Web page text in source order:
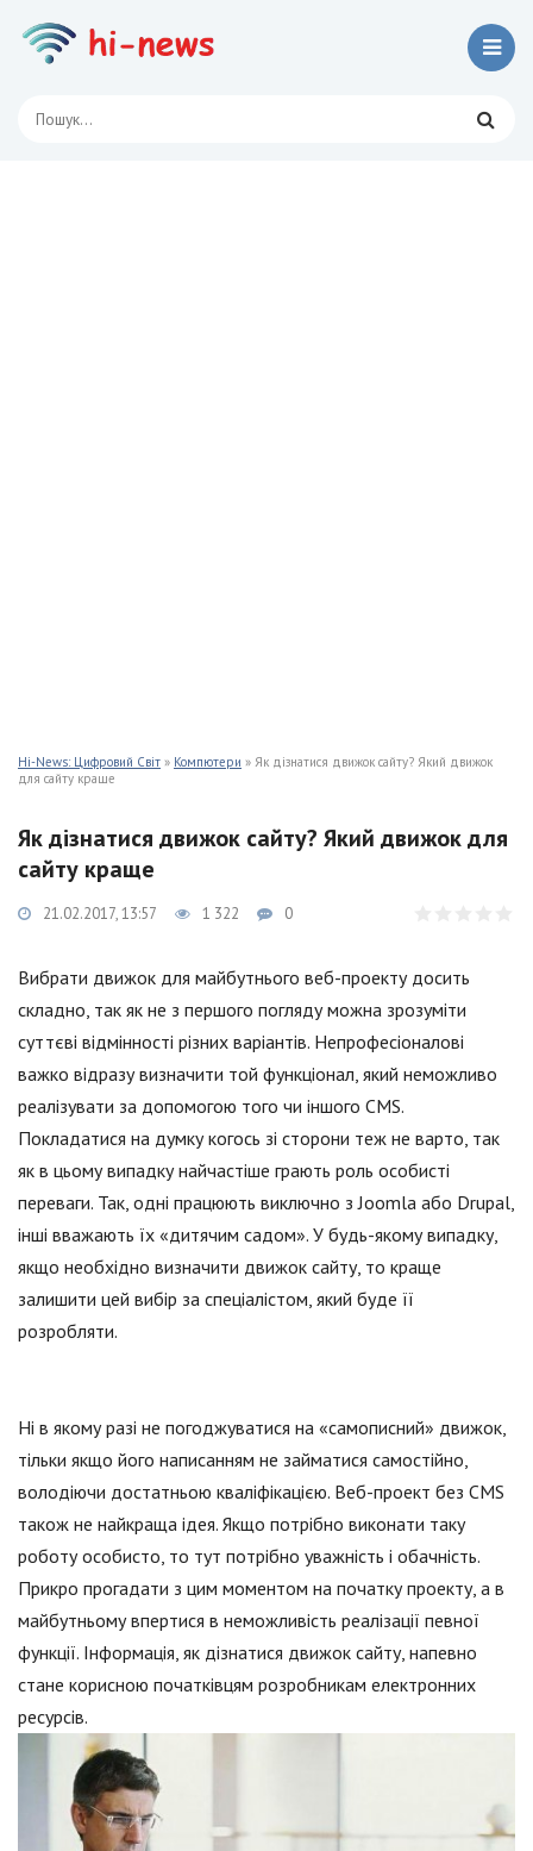
Hi-News: Цифровий Світ » Компютери » Як дізнатися движок сайту? Який движок
для сайту краще
Як дізнатися движок сайту? Який движок для
сайту краще
21.02.2017, 13:57 1 322 0
Вибрати движок для майбутнього веб-проекту досить
складно, так як не з першого погляду можна зрозуміти
суттєві відмінності різних варіантів. Непрофесіоналові
важко відразу визначити той функціонал, який неможливо
реалізувати за допомогою того чи іншого CMS.
Покладатися на думку когось зі сторони теж не варто, так
як в цьому випадку найчастіше грають роль особисті
переваги. Так, одні працюють виключно з Joomla або Drupal,
інші вважають їх «дитячим садом». У будь-якому випадку,
якщо необхідно визначити движок сайту, то краще
залишити цей вибір за спеціалістом, який буде її
розробляти.
Ні в якому разі не погоджуватися на «самописний» движок,
тільки якщо його написанням не займатися самостійно,
володіючи достатньою кваліфікацією. Веб-проект без CMS
також не найкраща ідея. Якщо потрібно виконати таку
роботу особисто, то тут потрібно уважність і обачність.
Прикро прогадати з цим моментом на початку проекту, а в
майбутньому впертися в неможливість реалізації певної
функції. Інформація, як дізнатися движок сайту, напевно
стане корисною початківцям розробникам електронних
ресурсів.